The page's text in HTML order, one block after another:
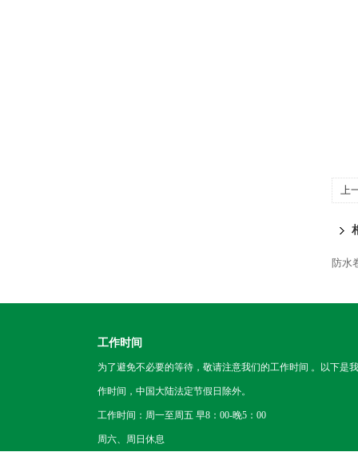
上
防水
工作时间
为了避免不必要的等待，敬请注意我们的工作时间 。以下是
作时间，中国大陆法定节假日除外。
工作时间：周一至周五 早8：00-晚5：00
周六、周日休息